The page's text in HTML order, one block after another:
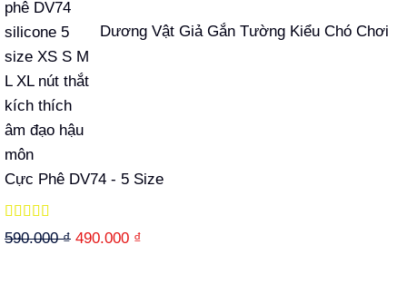
Dương Vật Giả Gắn Tường Kiểu Chó Chơi
Cực Phê DV74 - 5 Size
Được xếp
hạng5.00
590.000₫ Giá
490.000 ₫